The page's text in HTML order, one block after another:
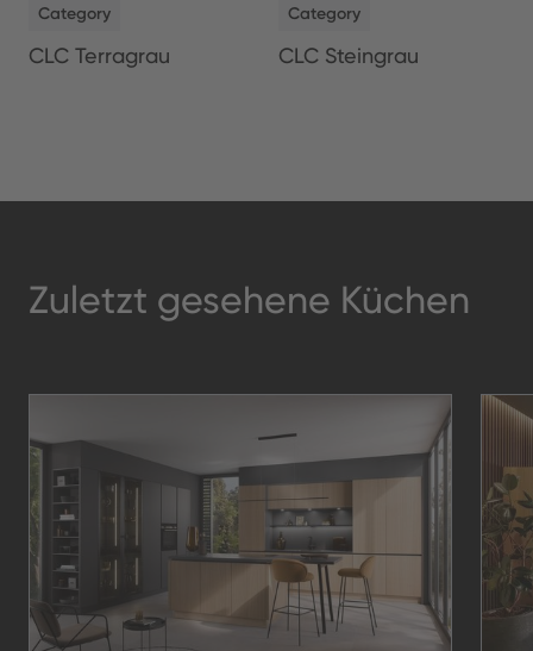
Category
CLC Terragrau
Category
CLC Steingrau
Zuletzt gesehene Küchen